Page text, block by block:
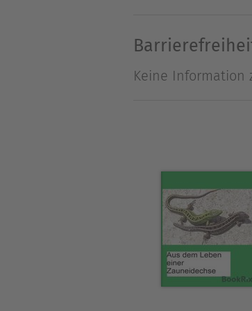
Verwendung der
Thorsten
der Haltung und
Strategiespiele
Themen verfasst.
Keine Information